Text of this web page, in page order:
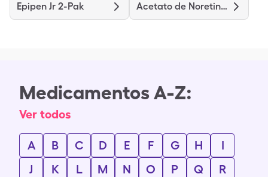
Epipen Jr 2-Pak Acetato de Noretindrona y Etinilestradiol
Medicamentos A-Z:
Ver todos
A B C D E F G H
I
J
K L M N O P Q
R